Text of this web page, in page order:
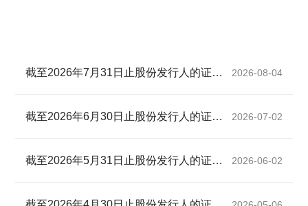
截至2026年7月31日止股份发行人的证券变动月报表 2026-08-04
截至2026年6月30日止股份发行人的证券变动月报表 2026-07-02
截至2026年5月31日止股份发行人的证券变动月报表 2026-06-02